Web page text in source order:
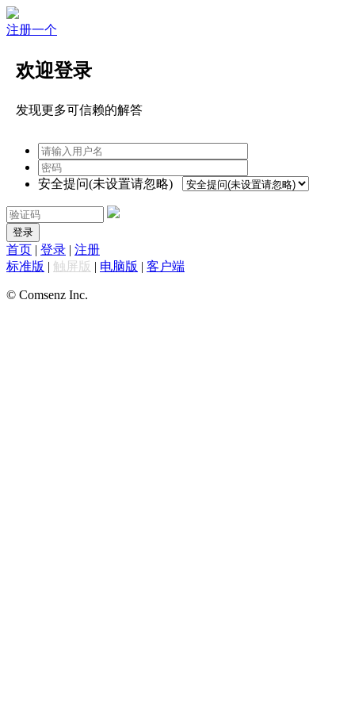
注册一个
欢迎登录
发现更多可信赖的解答
安全提问(未设置请忽略)
登录
首页 | 登录 | 注册
标准版 | 触屏版 | 电脑版 | 客户端
© Comsenz Inc.